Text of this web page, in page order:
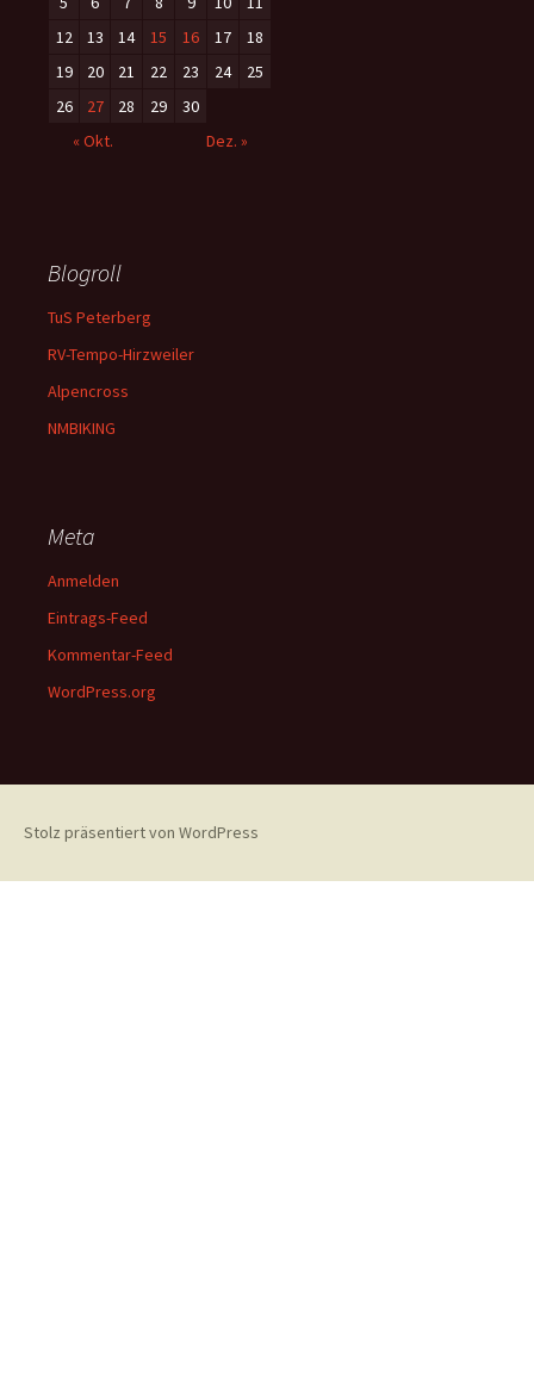
12
13 14 15 16 17
18
19
20 21 22 23 24
25
26
27 28 29
30
« Okt.
Dez. »
Blogroll
TuS Peterberg
RV-Tempo-Hirzweiler
Alpencross
NMBIKING
Meta
Anmelden
Eintrags-Feed
Kommentar-Feed
WordPress.org
Stolz präsentiert von WordPress